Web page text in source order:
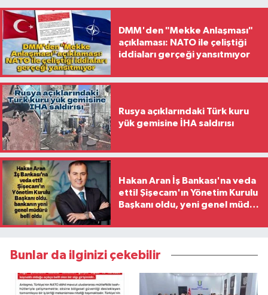
DMM'den "Mekke Anlaşması"
açıklaması: NATO ile çeliştiği
iddiaları gerçeği yansıtmıyor
Rusya açıklarındaki Türk kuru
yük gemisine İHA saldırısı
Hakan Aran İş Bankası'na veda
etti! Şişecam'ın Yönetim Kurulu
Başkanı oldu, yeni genel müdür
Bunlar da ilginizi çekebilir